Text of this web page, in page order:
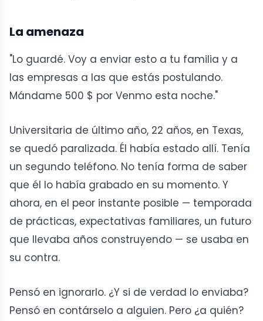
La amenaza
"Lo guardé. Voy a enviar esto a tu familia y a
las empresas a las que estás postulando.
Mándame 500 $ por Venmo esta noche."
Universitaria de último año, 22 años, en Texas,
se quedó paralizada. Él había estado allí. Tenía
un segundo teléfono. No tenía forma de saber
que él lo había grabado en su momento. Y
ahora, en el peor instante posible — temporada
de prácticas, expectativas familiares, un futuro
que llevaba años construyendo — se usaba en
su contra.
Pensó en ignorarlo. ¿Y si de verdad lo enviaba?
Pensó en contárselo a alguien. Pero ¿a quién?